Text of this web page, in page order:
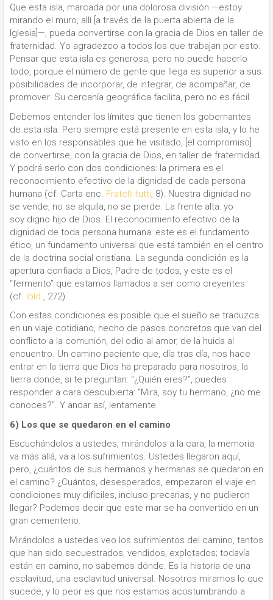
Que esta isla, marcada por una dolorosa división —estoy
mirando el muro, allí [a través de la puerta abierta de la
Iglesia]—, pueda convertirse con la gracia de Dios en taller de
fraternidad. Yo agradezco a todos los que trabajan por esto.
Pensar que esta isla es generosa, pero no puede hacerlo
todo, porque el número de gente que llega es superior a sus
posibilidades de incorporar, de integrar, de acompañar, de
promover. Su cercanía geográfica facilita, pero no es fácil.
Debemos entender los límites que tienen los gobernantes
de esta isla. Pero siempre está presente en esta isla, y lo he
visto en los responsables que he visitado, [el compromiso]
de convertirse, con la gracia de Dios, en taller de fraternidad.
Y podrá serlo con dos condiciones: la primera es el
reconocimiento efectivo de la dignidad de cada persona
humana (cf. Carta enc. Fratelli tutti, 8). Nuestra dignidad no
se vende, no se alquila, no se pierde. La frente alta: yo
soy digno hijo de Dios. El reconocimiento efectivo de la
dignidad de toda persona humana: este es el fundamento
ético, un fundamento universal que está también en el centro
de la doctrina social cristiana. La segunda condición es la
apertura confiada a Dios, Padre de todos, y este es el
“fermento” que estamos llamados a ser como creyentes
(cf. ibíd., 272).
Con estas condiciones es posible que el sueño se traduzca
en un viaje cotidiano, hecho de pasos concretos que van del
conflicto a la comunión, del odio al amor, de la huida al
encuentro. Un camino paciente que, día tras día, nos hace
entrar en la tierra que Dios ha preparado para nosotros, la
tierra donde, si te preguntan: “¿Quién eres?”, puedes
responder a cara descubierta: “Mira, soy tu hermano, ¿no me
conoces?”. Y andar así, lentamente.
6) Los que se quedaron en el camino
Escuchándolos a ustedes, mirándolos a la cara, la memoria
va más allá, va a los sufrimientos. Ustedes llegaron aquí,
pero, ¿cuántos de sus hermanos y hermanas se quedaron en
el camino? ¿Cuántos, desesperados, empezaron el viaje en
condiciones muy difíciles, incluso precarias, y no pudieron
llegar? Podemos decir que este mar se ha convertido en un
gran cementerio.
Mirándolos a ustedes veo los sufrimientos del camino, tantos
que han sido secuestrados, vendidos, explotados; todavía
están en camino, no sabemos dónde. Es la historia de una
esclavitud, una esclavitud universal. Nosotros miramos lo que
sucede, y lo peor es que nos estamos acostumbrando a